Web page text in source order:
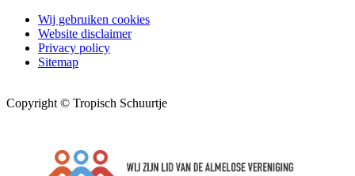
Wij gebruiken cookies
Website disclaimer
Privacy policy
Sitemap
Copyright © Tropisch Schuurtje